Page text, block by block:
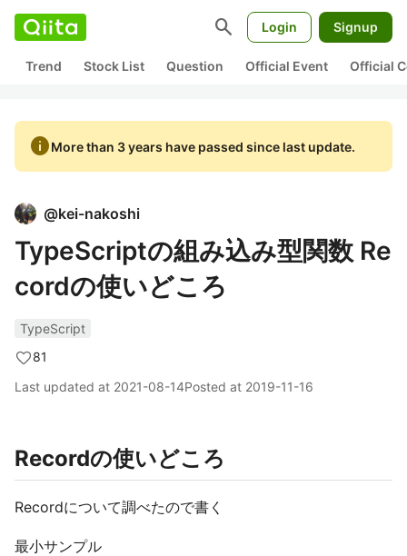
search Login Signup
Trend Stock List Question Official Event Official
infoMore than 3 years have passed since last update.
@kei-nakoshi
TypeScriptの組み込み型関数 Re
cordの使いどころ
TypeScript
81
Last updated at 2021-08-14Posted at 2019-11-16
Recordの使いどころ
Recordについて調べたので書く
最小サンプル